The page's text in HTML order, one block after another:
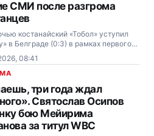
СМИ после разгрома
костанайский «Тобол» уступил
в Белграде (0:3) в рамках первого
отборочного раунда Лиги
08:41
три года ждал
Святослав Осипов
бою Мейирима
за титул WBC